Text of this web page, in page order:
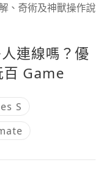
、奇術及神獸操作說
連線嗎？優
百 Game
S